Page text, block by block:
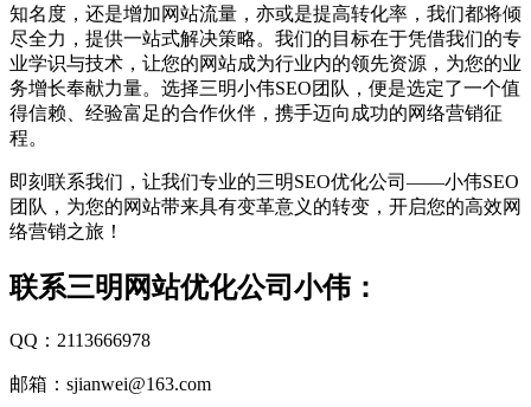
知名度，还是增加网站流量，亦或是提高转化率，我们都将倾
尽全力，提供一站式解决策略。我们的目标在于凭借我们的专
业学识与技术，让您的网站成为行业内的领先资源，为您的业
务增长奉献力量。选择三明小伟SEO团队，便是选定了一个值
得信赖、经验富足的合作伙伴，携手迈向成功的网络营销征
程。
即刻联系我们，让我们专业的三明SEO优化公司——小伟SEO
团队，为您的网站带来具有变革意义的转变，开启您的高效网
络营销之旅！
联系三明网站优化公司小伟：
QQ：2113666978
邮箱：sjianwei@163.com